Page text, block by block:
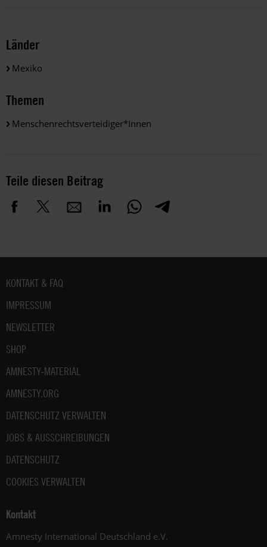
Länder
Mexiko
Themen
Menschenrechtsverteidiger*innen
Teile diesen Beitrag
Fußbereich
KONTAKT & FAQ
IMPRESSUM
NEWSLETTER
SHOP
AMNESTY-MATERIAL
AMNESTY.ORG
DATENSCHUTZ VERWALTEN
JOBS & AUSSCHREIBUNGEN
DATENSCHUTZ
COOKIES VERWALTEN
Kontakt
Amnesty International Deutschland e.V.